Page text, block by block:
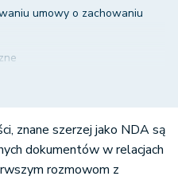
umowy o zachowaniu
znane szerzej jako NDA są
dokumentów w relacjach
rozmowom z